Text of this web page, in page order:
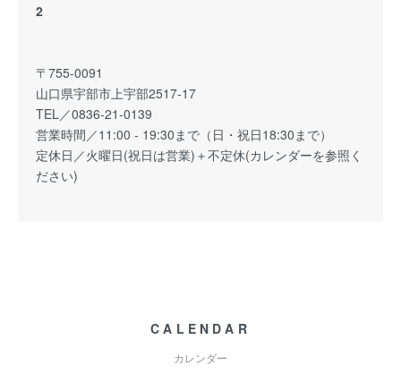
2
〒755-0091
山口県宇部市上宇部2517-17
TEL／0836-21-0139
営業時間／11:00 - 19:30まで（日・祝日18:30まで）
定休日／火曜日(祝日は営業)＋不定休(カレンダーを参照く
ださい)
CALENDAR
カレンダー